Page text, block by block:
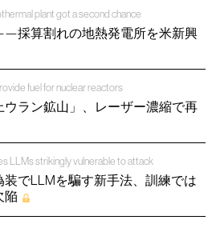
plant got a second chance
採算割れの地熱発電所を米新興
fuel for nuclear reactors
ウラン鉱山」、レーザー濃縮で再
LLMs strikingly vulnerable to attack
装でLLMを騙す新手法、訓練では
陥